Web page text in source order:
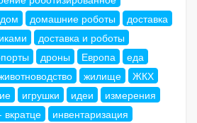
дом домашние роботы
доставка
доставка и роботы
дроны Европа
еда
жилище
ЖКХ
игрушки идеи
измерения
инвентаризация